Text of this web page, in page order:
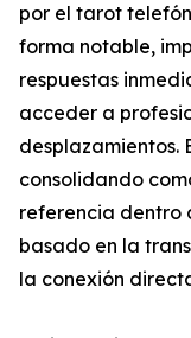
por el tarot
forma notable,
respuestas
acceder a
desplazamientos.
consolidando
referencia dentro
basado en la
la conexión